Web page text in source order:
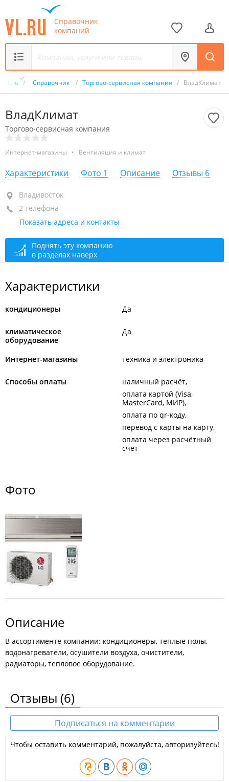
Справочник
компаний
VL.ru / Справочник / Торгово-сервисная компания / ВладКлимат
ВладКлимат
Торгово-сервисная компания
Интернет-магазины • Вентиляция и климат
Характеристики Фото 1 Описание Отзывы 6
Владивосток
+7 (423) 250-91-26
+7 908 440-91-26
открыто: 09:00–18:00
Владивосток
2 телефона
Показать адреса и контакты
Поднять эту компанию
в разделах наверх
Характеристики
кондиционеры Да
климатическое
оборудование
Да
Интернет-магазины техника и электроника
Способы оплаты
наличный расчёт
оплата картой (Visa,
MasterCard, МИР)
оплата по qr-коду
перевод с карты на карту
оплата через расчётный
счёт
Фото
Описание
В ассортименте компании: кондиционеры, теплые полы,
водонагреватели, осушители воздуха, очистители,
радиаторы, тепловое оборудование.
Отзывы (6)
Подписаться на комментарии
Чтобы оставить комментарий, пожалуйста, авторизуйтесь!